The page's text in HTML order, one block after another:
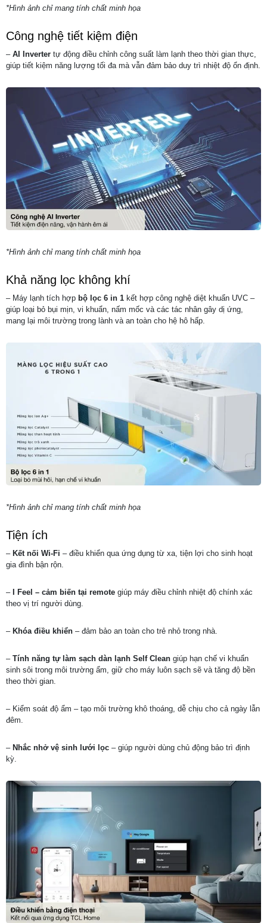
*Hình ảnh chỉ mang tính chất minh họa
Công nghệ tiết kiệm điện
– AI Inverter tự động điều chỉnh công suất làm lạnh theo thời gian thực,
giúp tiết kiệm năng lượng tối đa mà vẫn đảm bảo duy trì nhiệt độ ổn định.
*Hình ảnh chỉ mang tính chất minh họa
Khả năng lọc không khí
– Máy lạnh tích hợp bộ lọc 6 in 1 kết hợp công nghệ diệt khuẩn UVC –
giúp loại bỏ bụi mịn, vi khuẩn, nấm mốc và các tác nhân gây dị ứng,
mang lại môi trường trong lành và an toàn cho hệ hô hấp.
*Hình ảnh chỉ mang tính chất minh họa
Tiện ích
– Kết nối Wi-Fi – điều khiển qua ứng dụng từ xa, tiện lợi cho sinh hoạt
gia đình bận rộn.
– I Feel – cảm biến tại remote giúp máy điều chỉnh nhiệt độ chính xác
theo vị trí người dùng.
– Khóa điều khiển – đảm bảo an toàn cho trẻ nhỏ trong nhà.
– Tính năng tự làm sạch dàn lạnh Self Clean giúp hạn chế vi khuẩn
sinh sôi trong môi trường ẩm, giữ cho máy luôn sạch sẽ và tăng độ bền
theo thời gian.
– Kiểm soát độ ẩm – tạo môi trường khô thoáng, dễ chịu cho cả ngày lẫn
đêm.
– Nhắc nhở vệ sinh lưới lọc – giúp người dùng chủ động bảo trì định
kỳ.